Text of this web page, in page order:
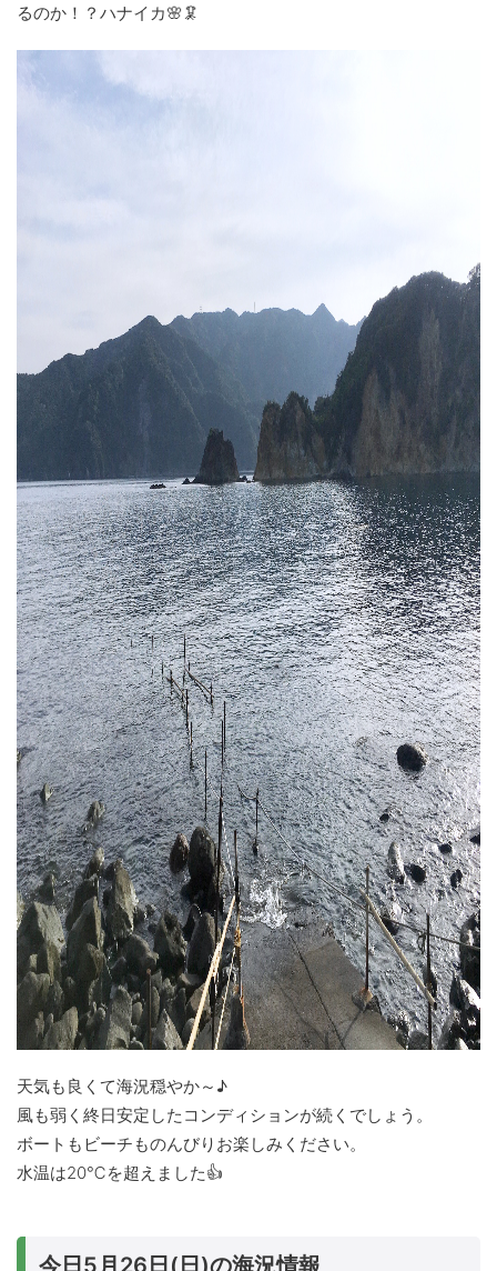
るのか！？ハナイカ🌸🦑
天気も良くて海況穏やか～♪
風も弱く終日安定したコンディションが続くでしょう。
ボートもビーチものんびりお楽しみください。
水温は20℃を超えました👍